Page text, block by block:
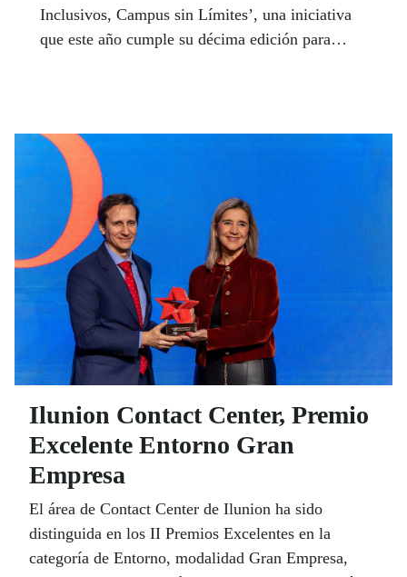
Inclusivos, Campus sin Límites’, una iniciativa
que este año cumple su décima edición para
Ilunion Contact Center, Premio
Excelente Entorno Gran
Empresa
El área de Contact Center de Ilunion ha sido
distinguida en los II Premios Excelentes en la
categoría de Entorno, modalidad Gran Empresa,